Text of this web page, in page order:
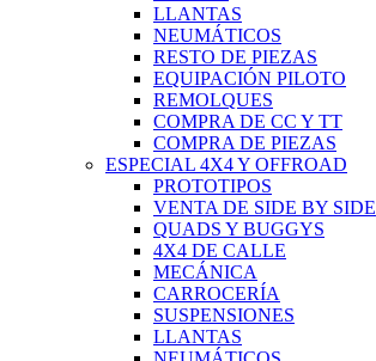
LLANTAS
NEUMÁTICOS
RESTO DE PIEZAS
EQUIPACIÓN PILOTO
REMOLQUES
COMPRA DE CC Y TT
COMPRA DE PIEZAS
ESPECIAL 4X4 Y OFFROAD
PROTOTIPOS
VENTA DE SIDE BY SIDE
QUADS Y BUGGYS
4X4 DE CALLE
MECÁNICA
CARROCERÍA
SUSPENSIONES
LLANTAS